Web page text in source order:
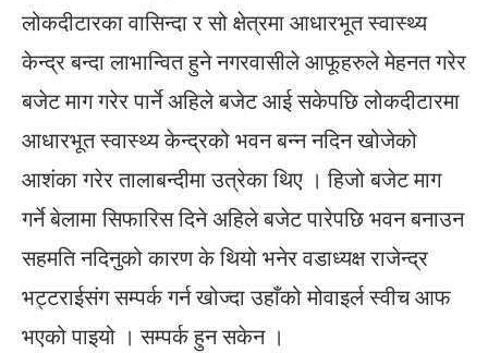
लोकदीटारका वासिन्दा र सो क्षेत्रमा आधारभूत स्वास्थ्य
केन्द्र बन्दा लाभान्वित हुने नगरवासीले आफूहरुले मेहनत गरेर
बजेट माग गरेर पार्ने अहिले बजेट आई सकेपछि लोकदीटारमा
आधारभूत स्वास्थ्य केन्द्रको भवन बन्न नदिन खोजेको
आशंका गरेर तालाबन्दीमा उत्रेका थिए । हिजो बजेट माग
गर्ने बेलामा सिफारिस दिने अहिले बजेट पारेपछि भवन बनाउन
सहमति नदिनुको कारण के थियो भनेर वडाध्यक्ष राजेन्द्र
भट्टराईसंग सम्पर्क गर्न खोज्दा उहाँको मोवाइर्ल स्वीच आफ
भएको पाइयो । सम्पर्क हुन सकेन ।